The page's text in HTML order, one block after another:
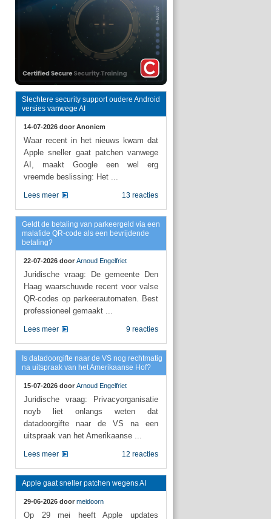
Slechtere security support oudere Android
versies vanwege AI
14-07-2026 door Anoniem
Waar recent in het nieuws kwam dat
Apple sneller gaat patchen vanwege
AI, maakt Google een wel erg
vreemde beslissing: Het ...
13 reacties
Lees meer
Geldt de betaling van parkeergeld via een
malafide QR-code als een bevrijdende
betaling?
22-07-2026 door Arnoud Engelfriet
Juridische vraag: De gemeente Den
Haag waarschuwde recent voor valse
QR-codes op parkeerautomaten. Best
professioneel gemaakt ...
9 reacties
Lees meer
Is datadoorgifte naar de VS nog rechtmatig
na uitspraak van het Amerikaanse Hof?
15-07-2026 door Arnoud Engelfriet
Juridische vraag: Privacyorganisatie
noyb liet onlangs weten dat
datadoorgifte naar de VS na een
uitspraak van het Amerikaanse ...
12 reacties
Lees meer
Apple gaat sneller patchen wegens AI
29-06-2026 door meidoorn
Op 29 mei heeft Apple updates